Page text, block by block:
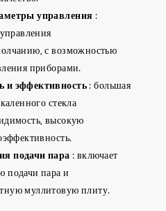
управления :
с возможностью
приборами.
и эффективность: большая
стекла
высокую
подачи пара : включает
подачи пара и
муллитовую плиту.